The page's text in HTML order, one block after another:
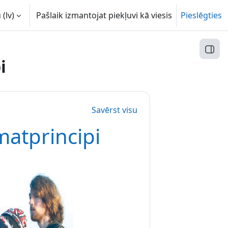
‎(lv)‎ Pašlaik izmantojat piekļuvi kā viesis Pieslēgties
Savērst visu